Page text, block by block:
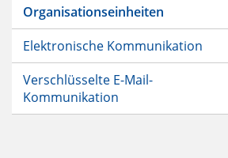
Organisationseinheiten
Elektronische Kommunikation
Verschlüsselte E-Mail-
Kommunikation